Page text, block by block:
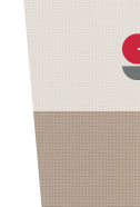
Zum Inhalt